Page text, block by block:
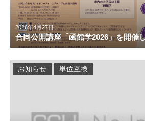
2026年4月27日
合同公開講座「函館学2026」を開催
お知らせ 単位互換